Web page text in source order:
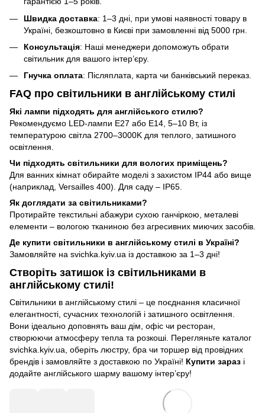
Швидка доставка: 1–3 дні, при умові наявності товару в
Україні, безкоштовно в Києві при замовленні від 5000 грн.
Консультація: Наші менеджери допоможуть обрати
світильник для вашого інтер’єру.
Гнучка оплата: Післяплата, карта чи банківський переказ.
FAQ про світильники в англійському стилі
Які лампи підходять для англійського стилю?
Рекомендуємо LED-лампи E27 або E14, 5–10 Вт, із
температурою світла 2700–3000K для теплого, затишного
освітлення.
Чи підходять світильники для вологих приміщень?
Для ванних кімнат обирайте моделі з захистом IP44 або вище
(наприклад, Versailles 400). Для саду – IP65.
Як доглядати за світильниками?
Протирайте текстильні абажури сухою ганчіркою, металеві
елементи – вологою тканиною без агресивних миючих засобів.
Де купити світильники в англійському стилі в Україні?
Замовляйте на svichka.kyiv.ua із доставкою за 1–3 дні!
Створіть затишок із світильниками в
англійському стилі!
Світильники в англійському стилі – це поєднання класичної
елегантності, сучасних технологій і затишного освітлення.
Вони ідеально доповнять ваш дім, офіс чи ресторан,
створюючи атмосферу тепла та розкоші. Перегляньте каталог
svichka.kyiv.ua, оберіть люстру, бра чи торшер від провідних
брендів і замовляйте з доставкою по Україні! Купити зараз і
додайте англійського шарму вашому інтер’єру!